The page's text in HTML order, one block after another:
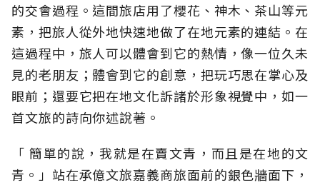
的交會過程。這間旅店用了櫻花、神木、茶山等元
素，把旅人從外地快速地做了在地元素的連結。在
這過程中，旅人可以體會到它的熱情，像一位久未
見的老朋友；體會到它的創意，把玩巧思在掌心及
眼前；還要它把在地文化訴諸於形象視覺中，如一
首文旅的詩向你述說著。
「 簡單的說，我就是在賣文青，而且是在地的文
青。」站在承億文旅嘉義商旅面前的銀色牆面下，